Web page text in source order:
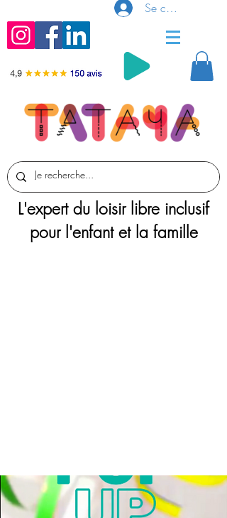
Se connecter
L'expert du loisir libre inclusif
pour l'enfant et la famille